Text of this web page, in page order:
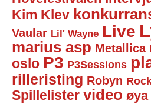
Kim Klev
Vaular Lil' Wayne Live
marius asp Metallica
oslo P3 P3Sessions
rilleristing Robyn
Spillelister video øya